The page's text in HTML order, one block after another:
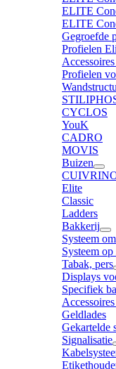
ELITE
ELITE
Gegroefde
Profielen
Profielen
CYCLOS
YouK
CADRO
MOVIS
Buizen
Elite
Classic
Ladders
Bakkerij
Systeem
Systeem
Tabak, pers
Displays
Specifiek
Geldlades
Gekartelde
Signalisatie